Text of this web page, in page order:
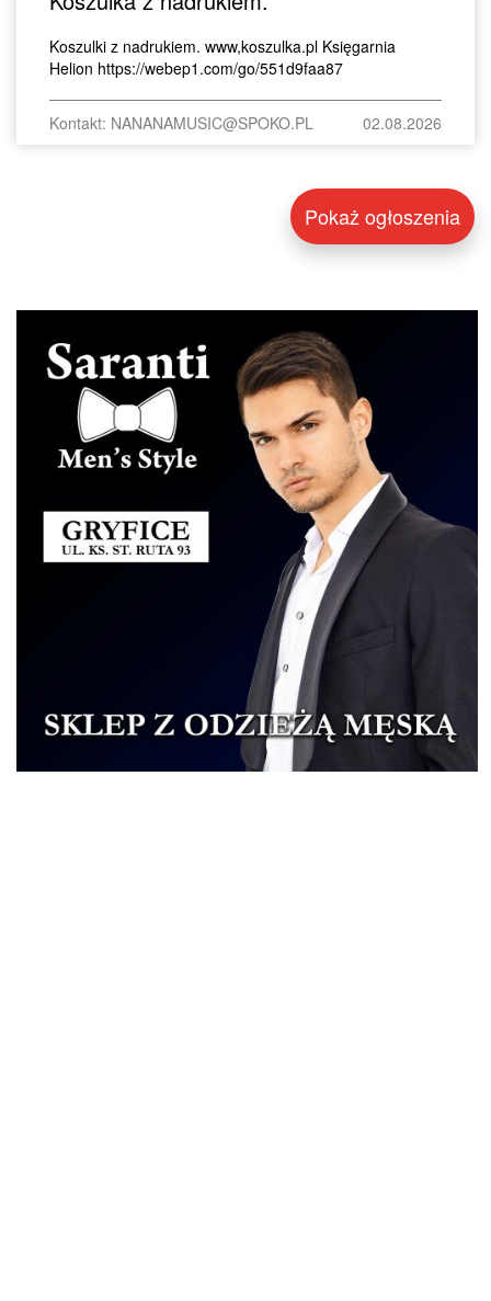
Koszulki z nadrukiem. www,koszulka.pl Księgarnia
Helion https://webep1.com/go/551d9faa87
Kontakt: NANANAMUSIC@SPOKO.PL 02.08.2026
Pokaż ogłoszenia